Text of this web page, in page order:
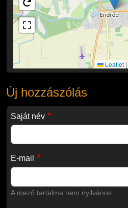
Leaflet |
Új hozzászólás
Saját név
E-mail
A mező tartalma nem nyilvános.